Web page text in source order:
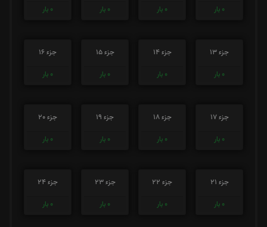
0 بار
0 بار
0 بار
0 بار
جزء 13
0 بار
جزء 14
0 بار
جزء 15
0 بار
جزء 16
0 بار
جزء 17
0 بار
جزء 18
0 بار
جزء 19
0 بار
جزء 20
0 بار
جزء 21
0 بار
جزء 22
0 بار
جزء 23
0 بار
جزء 24
0 بار